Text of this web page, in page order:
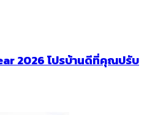
2026 โปรบ้านดีที่คุณปรับ